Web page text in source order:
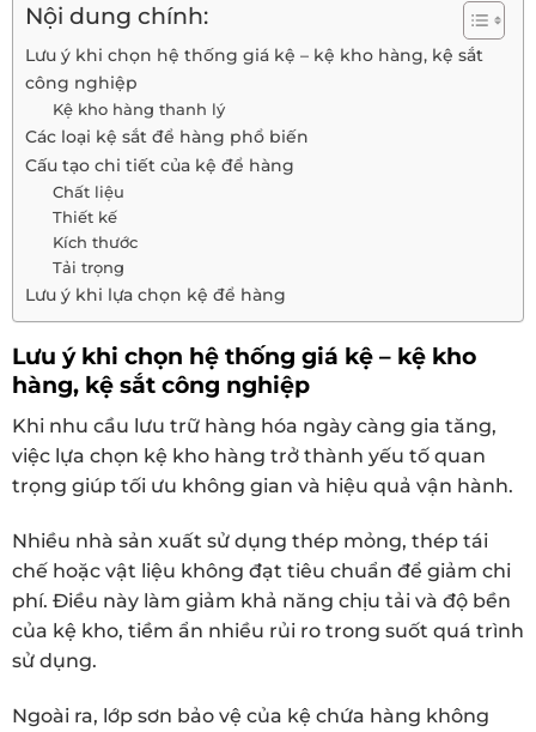
Nội dung chính:
Lưu ý khi chọn hệ thống giá kệ – kệ kho hàng, kệ sắt
công nghiệp
Kệ kho hàng thanh lý
Các loại kệ sắt để hàng phổ biến
Cấu tạo chi tiết của kệ để hàng
Chất liệu
Thiết kế
Kích thước
Tải trọng
Lưu ý khi lựa chọn kệ để hàng
Lưu ý khi chọn hệ thống giá kệ – kệ kho
hàng, kệ sắt công nghiệp
Khi nhu cầu lưu trữ hàng hóa ngày càng gia tăng,
việc lựa chọn kệ kho hàng trở thành yếu tố quan
trọng giúp tối ưu không gian và hiệu quả vận hành.
Nhiều nhà sản xuất sử dụng thép mỏng, thép tái
chế hoặc vật liệu không đạt tiêu chuẩn để giảm chi
phí. Điều này làm giảm khả năng chịu tải và độ bền
của kệ kho, tiềm ẩn nhiều rủi ro trong suốt quá trình
sử dụng.
Ngoài ra, lớp sơn bảo vệ của kệ chứa hàng không